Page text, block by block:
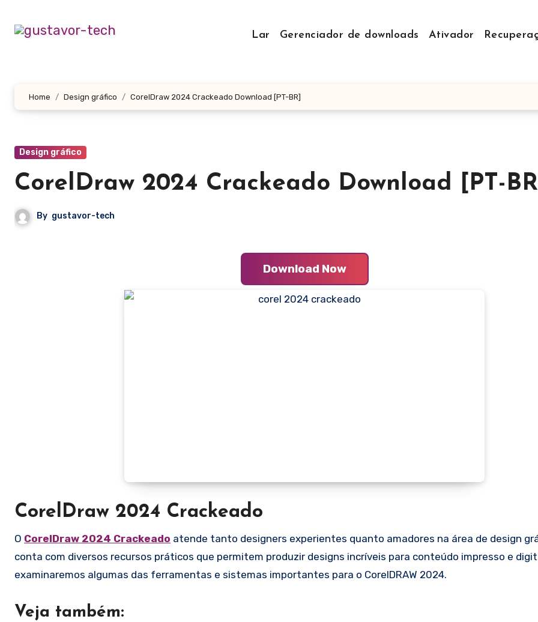
content
Lar Gerenciador de downloads Ativador
Home Design gráfico CorelDraw 2024 Crackeado Download [PT-BR]
Design gráfico
CorelDraw 2024 Crackeado Download [PT-
By gustavor-tech
Download Now
CorelDraw 2024 Crackeado
O CorelDraw 2024 Crackeado atende tanto designers experientes quanto amadores na área de design
conta com diversos recursos práticos que permitem produzir designs incríveis para conteúdo impresso e
examinaremos algumas das ferramentas e sistemas importantes para o CorelDRAW 2024.
Veja também: